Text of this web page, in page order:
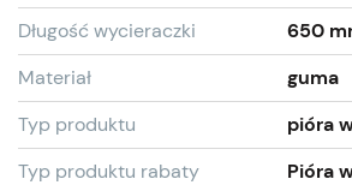
Długość wycieraczki
650
Materiał
guma
Typ produktu
pióra
Typ produktu rabaty
Pióra